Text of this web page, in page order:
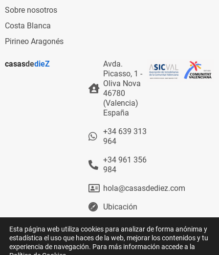
Sobre nosotros
Costa Blanca
Pirineo Aragonés
casasdedieZ
Avda.
Picasso, 1 -
Oliva Nova
46780
(Valencia)
España
+34 639 313
964
+34 961 356
984
hola@casasdediez.com
Ubicación
A.
inmobiliario
registrado
Esta página web utiliza cookies para analizar de forma anónima y
estadística el uso que haces de la web, mejorar los contenidos y tu
experiencia de navegación. Para más información accede a la